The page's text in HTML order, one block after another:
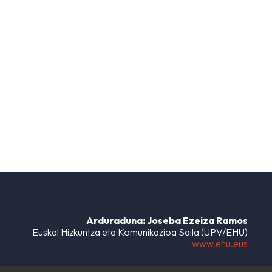
Arduraduna: Joseba Ezeiza Ramos
Euskal Hizkuntza eta Komunikazioa Saila (UPV/EHU)
www.ehu.eus